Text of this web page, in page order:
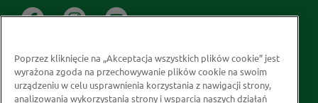
Poprzez kliknięcie na „Akceptacja wszystkich plików cookie” jest
wyrażona zgoda na przechowywanie plików cookie na swoim
urządzeniu w celu usprawnienia korzystania z nawigacji strony,
analizowania wykorzystania strony i wsparcia naszych działań